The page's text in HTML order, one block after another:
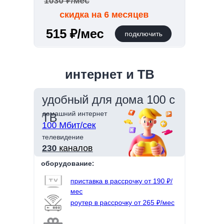
подключить
515 ₽/мес
скидка на 6 месяцев
интернет и ТВ
удобный для дома 100 с
ТВ
домашний интернет
телевидение
100 Мбит/сек
230 каналов
приставка в рассрочку от 190 ₽/
мес
роутер в рассрочку от 265 ₽/мес
оборудование: